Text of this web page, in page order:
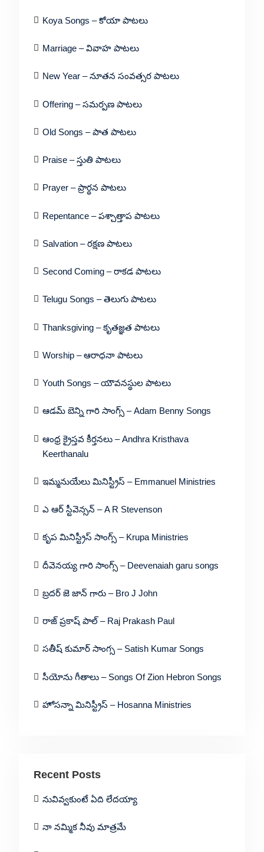
Koya Songs – కోయా పాటలు
Marriage – వివాహ పాటలు
New Year – నూతన సంవత్సర పాటలు
Offering – సమర్పణ పాటలు
Old Songs – పాత పాటలు
Praise – స్తుతి పాటలు
Prayer – ప్రార్థన పాటలు
Repentance – పశ్చాత్తాప పాటలు
Salvation – రక్షణ పాటలు
Second Coming – రాకడ పాటలు
Telugu Songs – తెలుగు పాటలు
Thanksgiving – కృతజ్ఞత పాటలు
Worship – ఆరాధనా పాటలు
Youth Songs – యౌవనస్థుల పాటలు
ఆడమ్ బెన్ని గారి సాంగ్స్ – Adam Benny Songs
ఆంధ్ర క్రైస్తవ కీర్తనలు – Andhra Kristhava
Keerthanalu
ఇమ్మనుయేలు మినిస్ట్రీస్ – Emmanuel Ministries
ఎ ఆర్ స్టీవెన్సన్ – A R Stevenson
కృప మినిస్ట్రీస్ సాంగ్స్ – Krupa Ministries
దీవెనయ్య గారి సాంగ్స్ – Deevenaiah garu songs
బ్రదర్ జె జాన్ గారు – Bro J John
రాజ్ ప్రకాష్ పాల్ – Raj Prakash Paul
సతీష్ కుమార్ సాంగ్స – Satish Kumar Songs
సీయోను గీతాలు – Songs Of Zion Hebron Songs
హోసన్నా మినిస్ట్రీస్ – Hosanna Ministries
Recent Posts
నువివ్వకుంటే ఏది లేదయ్యా
నా నమ్మిక నీవు మాత్రమే